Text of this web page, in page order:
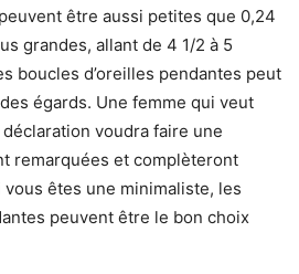
être aussi petites que 0,24
grandes, allant de 4 1/2 à 5
boucles d’oreilles pendantes peut
égards. Une femme qui veut
voudra faire une
remarquées et complèteront
vous êtes une minimaliste, les
peuvent être le bon choix